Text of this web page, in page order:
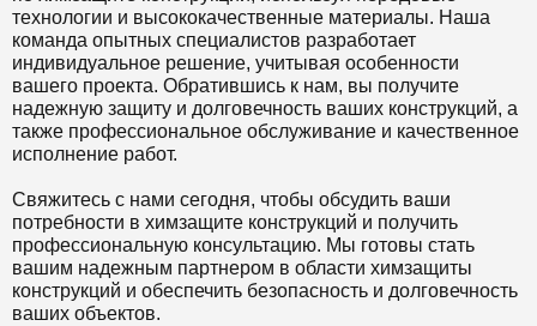
технологии и высококачественные материалы. Наша
команда опытных специалистов разработает
индивидуальное решение, учитывая особенности
вашего проекта. Обратившись к нам, вы получите
надежную защиту и долговечность ваших конструкций, а
также профессиональное обслуживание и качественное
исполнение работ.
Свяжитесь с нами сегодня, чтобы обсудить ваши
потребности в химзащите конструкций и получить
профессиональную консультацию. Мы готовы стать
вашим надежным партнером в области химзащиты
конструкций и обеспечить безопасность и долговечность
ваших объектов.